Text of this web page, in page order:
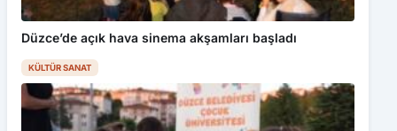
Düzce’de açık hava sinema akşamları başladı
KÜLTÜR SANAT